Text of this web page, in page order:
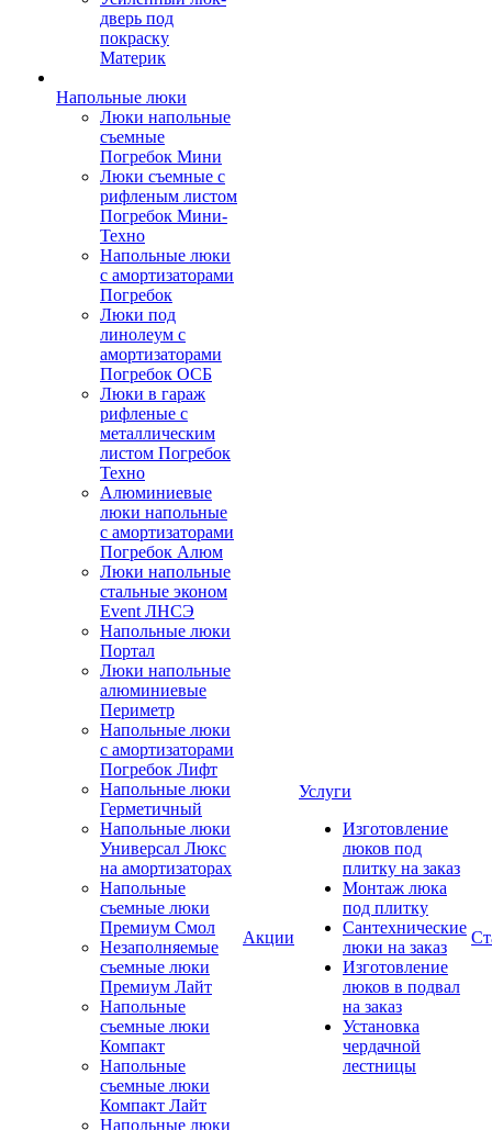
дверь под
покраску
Материк
Напольные люки
Люки напольные
съемные
Погребок Мини
Люки съемные с
рифленым листом
Погребок Мини-
Техно
Напольные люки
с амортизаторами
Погребок
Люки под
линолеум с
амортизаторами
Погребок ОСБ
Люки в гараж
рифленые с
металлическим
листом Погребок
Техно
Алюминиевые
люки напольные
с амортизаторами
Погребок Алюм
Люки напольные
стальные эконом
Event ЛНСЭ
Напольные люки
Портал
Люки напольные
алюминиевые
Периметр
Напольные люки
с амортизаторами
Погребок Лифт
Напольные люки
Герметичный
Напольные люки
Универсал Люкс
на амортизаторах
Напольные
съемные люки
Премиум Смол
Незаполняемые
съемные люки
Премиум Лайт
Напольные
съемные люки
Компакт
Напольные
съемные люки
Компакт Лайт
Напольные люки
Акции
Услуги
Изготовление
люков под
плитку на заказ
Монтаж люка
под плитку
Сантехнические
люки на заказ
Изготовление
люков в подвал
на заказ
Установка
чердачной
лестницы